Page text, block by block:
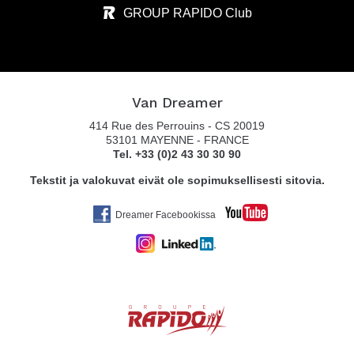
GROUP RAPIDO Club
Van Dreamer
414 Rue des Perrouins - CS 20019
53101 MAYENNE - FRANCE
Tel. +33 (0)2 43 30 30 90
Tekstit ja valokuvat eivät ole sopimuksellisesti sitovia.
Dreamer Facebookissa